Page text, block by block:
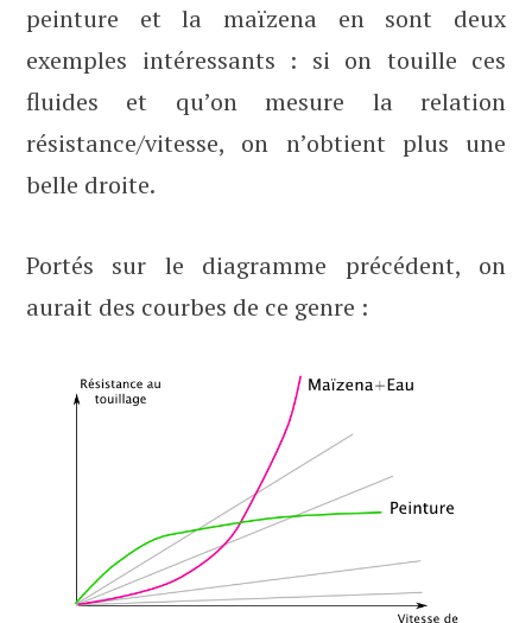
peinture et la maïzena en sont deux
exemples intéressants : si on touille ces
fluides et qu’on mesure la relation
résistance/vitesse, on n’obtient plus une
belle droite.
Portés sur le diagramme précédent, on
aurait des courbes de ce genre :